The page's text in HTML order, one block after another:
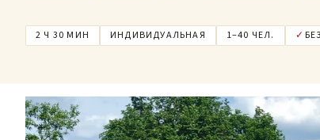
2 Ч 30 МИН ИНДИВИДУАЛЬНАЯ 1–40 ЧЕЛ. ✓